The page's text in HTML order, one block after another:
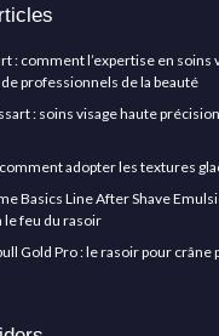
: comment l’expertise en soins
professionnels de la beauté
: soins visage haute
adopter les textures
Basics Line After Shave
le feu du rasoir
Gold Pro : le rasoir pour crâne